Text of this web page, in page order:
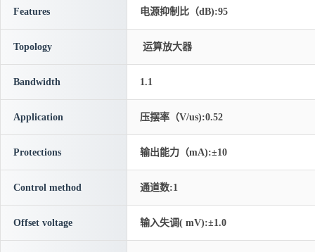
Features 电源抑制比（dB):95
Topology 运算放大器
Bandwidth 1.1
Application 压摆率（V/us):0.52
Protections 输出能力（mA):±10
Control method 通道数:1
Offset voltage 输入失调( mV):±1.0